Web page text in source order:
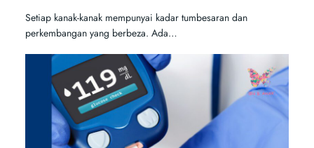
Setiap kanak-kanak mempunyai kadar tumbesaran dan
perkembangan yang berbeza. Ada…